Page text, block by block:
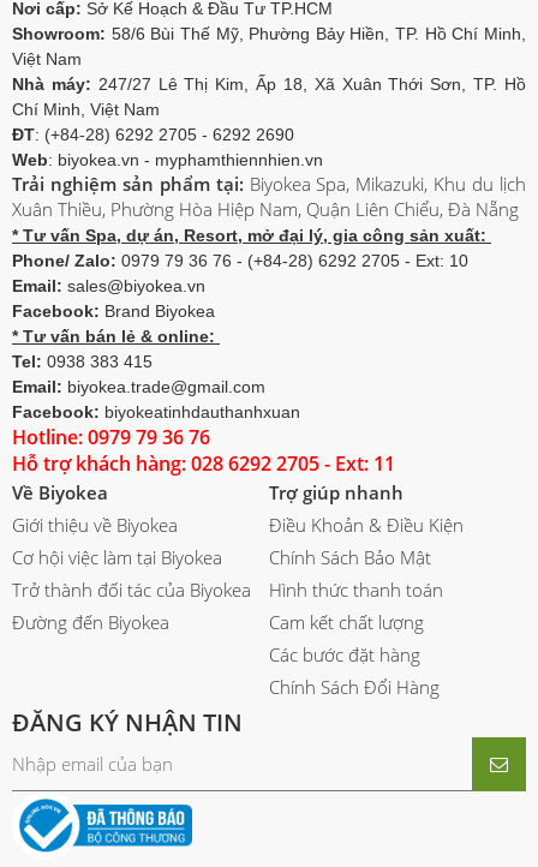
Nơi cấp: Sở Kế Hoạch & Đầu Tư TP.HCM
Showroom: 58/6 Bùi Thế Mỹ, Phường Bảy Hiền, TP. Hồ Chí Minh,
Việt Nam
Nhà máy: 247/27 Lê Thị Kim, Ấp 18, Xã Xuân Thới Sơn, TP. Hồ
Chí Minh, Việt Nam
ĐT: (+84-28) 6292 2705 - 6292 2690
Web: biyokea.vn - myphamthiennhien.vn
Trải nghiệm sản phẩm tại: Biyokea Spa, Mikazuki, Khu du lịch
Xuân Thiều, Phường Hòa Hiệp Nam, Quận Liên Chiểu, Đà Nẵng
* Tư vấn Spa, dự án, Resort, mở đại lý, gia công sản xuất:
Phone/ Zalo: 0979 79 36 76 - (+84-28) 6292 2705 - Ext: 10
Email: sales@biyokea.vn
Facebook: Brand Biyokea
* Tư vấn bán lẻ & online:
Tel: 0938 383 415
Email: biyokea.trade@gmail.com
Facebook: biyokeatinhdauthanhxuan
Hotline: 0979 79 36 76
Hỗ trợ khách hàng: 028 6292 2705 - Ext: 11
Về Biyokea
Giới thiệu về Biyokea
Cơ hội việc làm tại Biyokea
Trở thành đối tác của Biyokea
Đường đến Biyokea
Trợ giúp nhanh
Điều Khoản & Điều Kiện
Chính Sách Bảo Mật
Hình thức thanh toán
Cam kết chất lượng
Các bước đặt hàng
Chính Sách Đổi Hàng
ĐĂNG KÝ NHẬN TIN